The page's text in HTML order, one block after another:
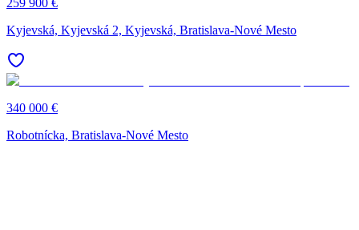
259 900 €
Kyjevská, Kyjevská 2, Kyjevská, Bratislava-Nové Mesto
340 000 €
Robotnícka, Bratislava-Nové Mesto